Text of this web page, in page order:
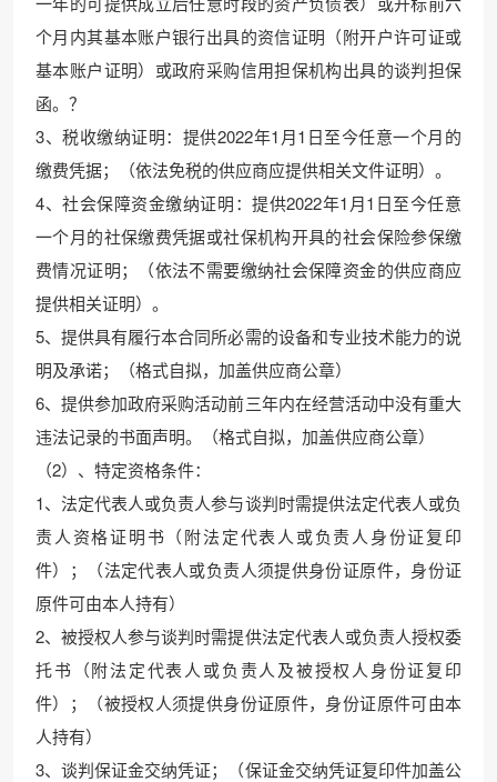
个月内其基本账户银行出具的资信证明（附开户许可证或
基本账户证明）或政府采购信用担保机构出具的谈判担保
函。？
3、税收缴纳证明：提供2022年1月1日至今任意一个月的
缴费凭据；（依法免税的供应商应提供相关文件证明）。
4、社会保障资金缴纳证明：提供2022年1月1日至今任意
一个月的社保缴费凭据或社保机构开具的社会保险参保缴
费情况证明；（依法不需要缴纳社会保障资金的供应商应
提供相关证明）。
5、提供具有履行本合同所必需的设备和专业技术能力的说
明及承诺；（格式自拟，加盖供应商公章）
6、提供参加政府采购活动前三年内在经营活动中没有重大
违法记录的书面声明。（格式自拟，加盖供应商公章）
（2）、特定资格条件：
1、法定代表人或负责人参与谈判时需提供法定代表人或负
责人资格证明书（附法定代表人或负责人身份证复印
件）；（法定代表人或负责人须提供身份证原件，身份证
原件可由本人持有）
2、被授权人参与谈判时需提供法定代表人或负责人授权委
托书（附法定代表人或负责人及被授权人身份证复印
件）；（被授权人须提供身份证原件，身份证原件可由本
人持有）
3、谈判保证金交纳凭证；（保证金交纳凭证复印件加盖公